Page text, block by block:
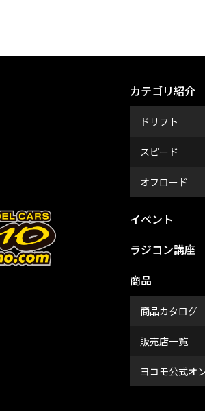
カテゴリ紹介
ドリフト
スピード
オフロード
イベント
ラジコン講座
商品
商品カタログ
販売店一覧
ヨコモ公式オ